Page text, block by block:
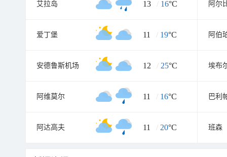
艾拉岛 13 / 16°C 阿尔
爱丁堡 11 / 19°C 阿伯
安德鲁斯机场 12 / 25°C 埃布
阿维莫尔 11 / 16°C 巴利
阿达高夫 11 / 20°C 班森